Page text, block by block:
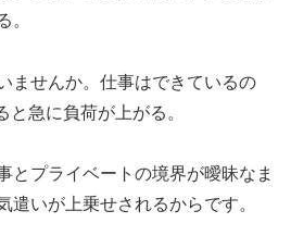
。
ませんか。仕事はできているの
と急に負荷が上がる。
とプライベートの境界が曖昧なま
遣いが上乗せされるからです。